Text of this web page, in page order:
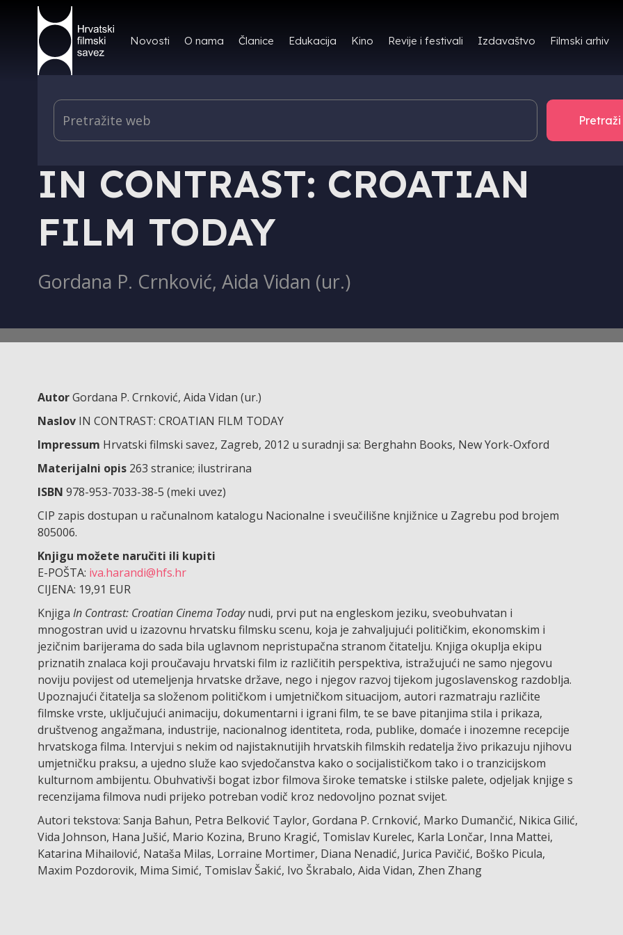
Novosti O nama Članice Edukacija Kino Revije i festivali Izdavaštvo Filmski arhiv
IZDAVAŠTVO - KNJIGE
IN CONTRAST: CROATIAN
FILM TODAY
Gordana P. Crnković, Aida Vidan (ur.)
AutorGordana P. Crnković, Aida Vidan (ur.)
Naslov IN CONTRAST: CROATIAN FILM TODAY
Impressum Hrvatski filmski savez, Zagreb, 2012 u suradnji sa: Berghahn Books, New York-Oxford
Materijalni opis 263 stranice; ilustrirana
ISBN 978-953-7033-38-5 (meki uvez)
CIP zapis dostupan u računalnom katalogu Nacionalne i sveučilišne knjižnice u Zagrebu pod brojem
805006.
Knjigu možete naručiti ili kupiti
E-POŠTA: iva.harandi@hfs.hr
CIJENA: 19,91 EUR
Knjiga In Contrast: Croatian Cinema Todaynudi, prvi put na engleskom jeziku, sveobuhvatan i
mnogostran uvid u izazovnu hrvatsku filmsku scenu, koja je zahvaljujući političkim, ekonomskim i
jezičnim barijerama do sada bila uglavnom nepristupačna stranom čitatelju. Knjiga okuplja ekipu
priznatih znalaca koji proučavaju hrvatski film iz različitih perspektiva, istražujući ne samo njegovu
noviju povijest od utemeljenja hrvatske države, nego i njegov razvoj tijekom jugoslavenskog razdoblja.
Upoznajući čitatelja sa složenom političkom i umjetničkom situacijom, autori razmatraju različite
filmske vrste, uključujući animaciju, dokumentarni i igrani film, te se bave pitanjima stila i prikaza,
društvenog angažmana, industrije, nacionalnog identiteta, roda, publike, domaće i inozemne recepcije
hrvatskoga filma. Intervjui s nekim od najistaknutijih hrvatskih filmskih redatelja živo prikazuju njihovu
umjetničku praksu, a ujedno služe kao svjedočanstva kako o socijalističkom tako i o tranzicijskom
kulturnom ambijentu. Obuhvativši bogat izbor filmova široke tematske i stilske palete, odjeljak knjige s
recenzijama filmova nudi prijeko potreban vodič kroz nedovoljno poznat svijet.
Autori tekstova: Sanja Bahun, Petra Belković Taylor, Gordana P. Crnković, Marko Dumančić, Nikica Gilić,
Vida Johnson, Hana Jušić, Mario Kozina, Bruno Kragić, Tomislav Kurelec, Karla Lončar, Inna Mattei,
Katarina Mihailović, Nataša Milas, Lorraine Mortimer, Diana Nenadić, Jurica Pavičić, Boško Picula,
Maxim Pozdorovik, Mima Simić, Tomislav Šakić, Ivo Škrabalo, Aida Vidan, Zhen Zhang